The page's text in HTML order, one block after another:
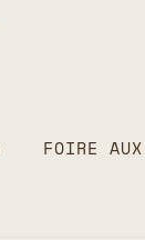
FOIRE